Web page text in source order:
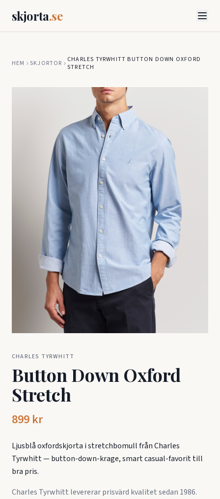
skjorta.se
HEM SKJORTOR CHARLES TYRWHITT BUTTON DOWN OXFORD
STRETCH
CHARLES TYRWHITT
Button Down Oxford
Stretch
899 kr
Ljusblå oxfordskjorta i stretchbomull från Charles
Tyrwhitt — button-down-krage, smart casual-favorit till
bra pris.
Charles Tyrwhitt levererar prisvärd kvalitet sedan 1986.